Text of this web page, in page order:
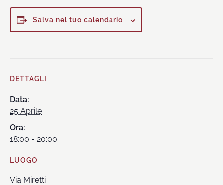
Salva nel tuo calendario
DETTAGLI
Data:
25 Aprile
Ora:
18:00 - 20:00
LUOGO
Via Miretti